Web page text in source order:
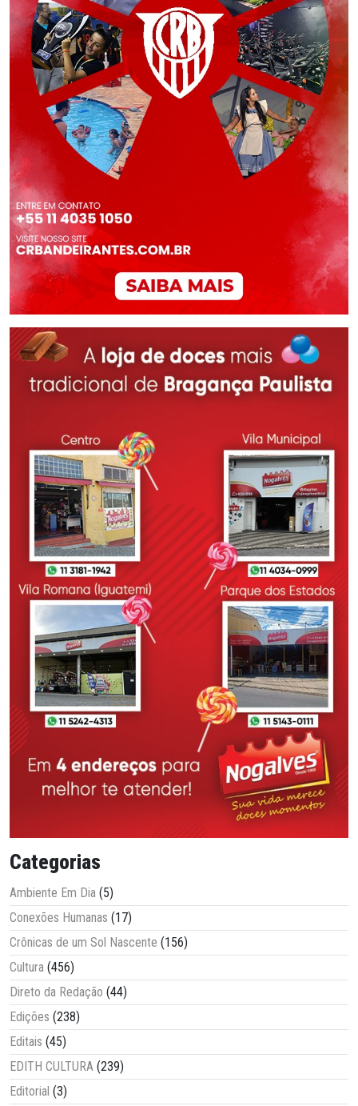
Categorias
Ambiente Em Dia (5)
Conexões Humanas (17)
Crônicas de um Sol Nascente (156)
Cultura (456)
Direto da Redação (44)
Edições (238)
Editais (45)
EDITH CULTURA (239)
Editorial (3)